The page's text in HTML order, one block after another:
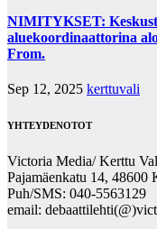
NIMITYKSET:
aluekoordinaattorina
From.
Sep 12, 2025 kerttuvali
YHTEYDENOTOT
Victoria Media/ Kerttu
Pajamäenkatu 14, 48600
Puh/SMS: 040-5563129
email: